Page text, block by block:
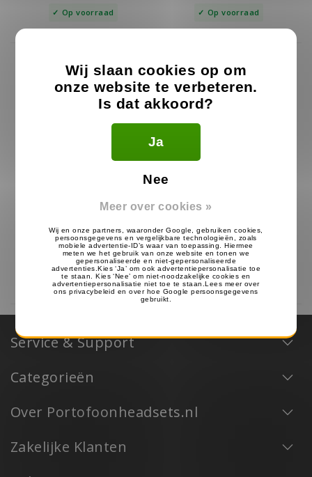
Op voorraad Op voorraad
Heavy Duty G-Shape
DP2400, DP2600
€32.99
Op voorraad
Heavy Duty Speaker
DP2400, DP2600
€49.99 €39.99
Op voorraad
Service & Support
Categorieën
Over Portofoonheadsets.nl
Zakelijke Klanten
Wij slaan cookies op om
onze website te verbeteren.
Is dat akkoord?
Ja
Nee
Meer over cookies »